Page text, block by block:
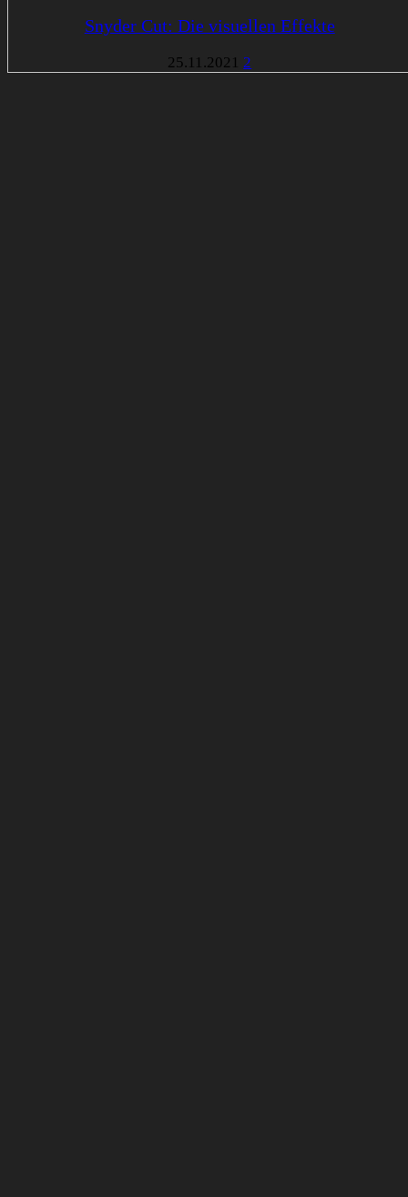
Snyder Cut: Die visuellen Effekte
25.11.2021 2